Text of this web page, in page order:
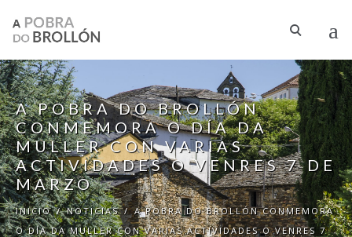
A POBRA DO BROLLÓN
CONMEMORA O DÍA DA
MULLER CON VARIAS
ACTIVIDADES O VENRES 7 DE
MARZO
INICIO / NOTICIAS / A POBRA DO BROLLÓN CONMEMORA
O DÍA DA MULLER CON VARIAS ACTIVIDADES O VENRES 7